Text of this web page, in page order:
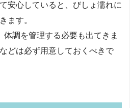
安心していると、びしょ濡れに
ます。
調を管理する必要も出てきま
どは必ず用意しておくべきで